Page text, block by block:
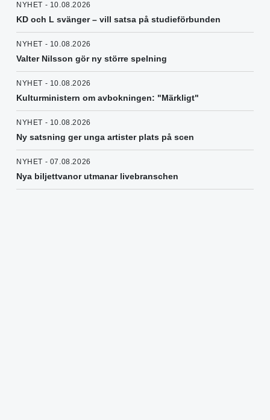
NYHET - 10.08.2026
KD och L svänger – vill satsa på studieförbunden
NYHET - 10.08.2026
Valter Nilsson gör ny större spelning
NYHET - 10.08.2026
Kulturministern om avbokningen: "Märkligt"
NYHET - 10.08.2026
Ny satsning ger unga artister plats på scen
NYHET - 07.08.2026
Nya biljettvanor utmanar livebranschen